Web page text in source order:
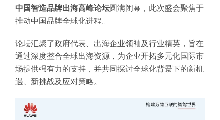
中国智造品牌出海高峰论坛圆满闭幕，此次盛会聚焦于
推动中国品牌全球化进程。
论坛汇聚了政府代表、出海企业领袖及行业精英，旨在
通过深度整合全球出海资源，为企业开拓多元化国际市
场提供强有力的支持，并共同探讨全球化背景下的新机
遇、新挑战及应对策略。